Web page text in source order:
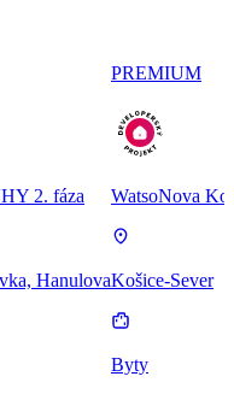
2. fáza
Hanulova
PREMIUM
WatsoNova
Košice-Sever
Byty